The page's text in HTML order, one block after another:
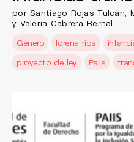
por Santiago Rojas Tulcán,
y Valeria Cabrera Bernal
Género
lorena rios
proyecto de ley
Paiis